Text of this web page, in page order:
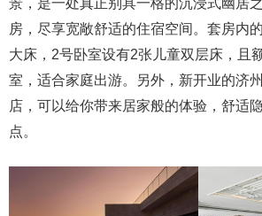
房，尽享宽敞舒适的住宿空间。套房内
大床，2号卧室设有2张儿童双层床，且
室，适合家庭出游。另外，新开业的济
店，可以给你带来居家般的体验，舒适
点。